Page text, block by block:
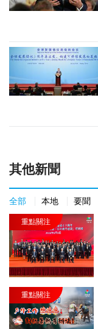
其他新聞
全部 本地 要聞